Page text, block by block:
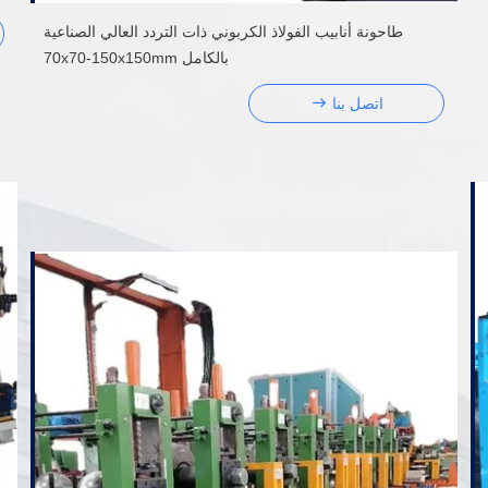
طاحونة أنابيب الفولاذ الكربوني ذات التردد العالي الصناعية
بالكامل 70x70-150x150mm
اتصل بنا